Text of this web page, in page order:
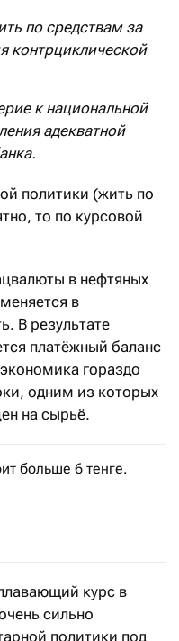
по средствам за
контрциклической
к национальной
адекватной
политики (жить по
то по курсовой
в нефтяных
в
В результате
платёжный баланс
гораздо
одним из которых
на сырьё.
больше 6 тенге.
курса рубля
курс в
сильно
политики под